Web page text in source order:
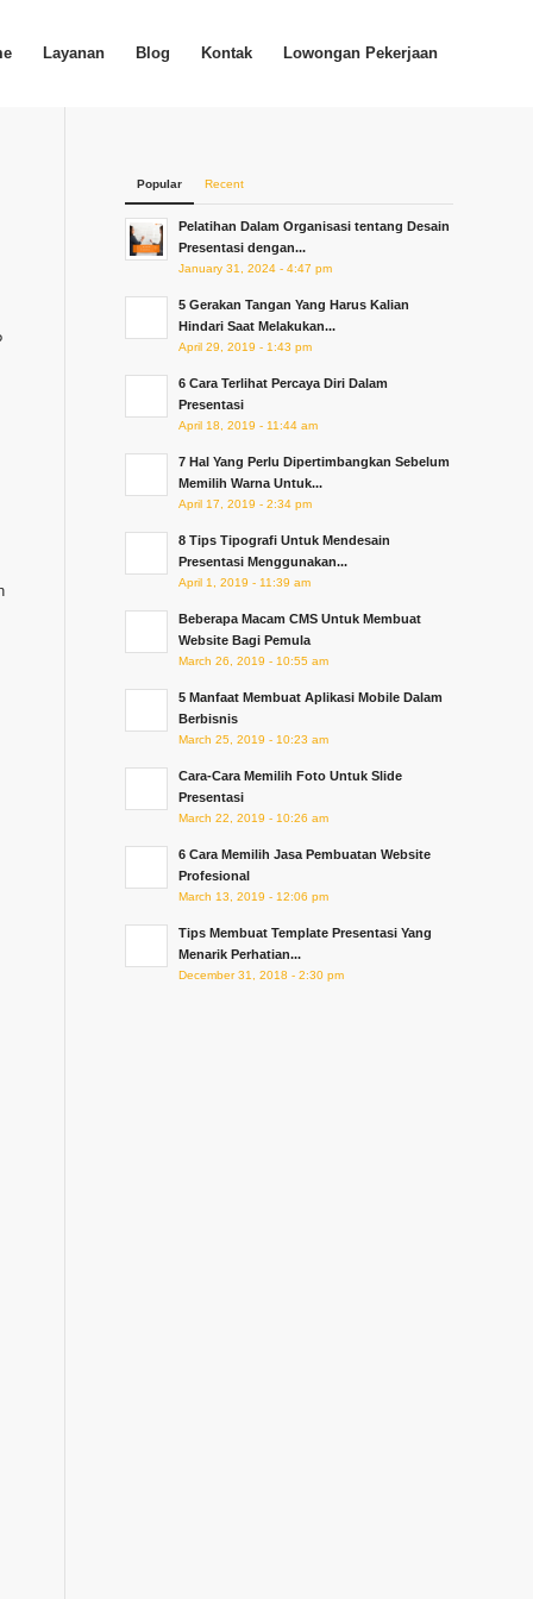
Layanan Blog Kontak Lowongan Pekerjaan
Popular Recent
Pelatihan Dalam Organisasi tentang Desain
Presentasi dengan...
January 31, 2024 - 4:47 pm
5 Gerakan Tangan Yang Harus Kalian
Hindari Saat Melakukan...
April 29, 2019 - 1:43 pm
6 Cara Terlihat Percaya Diri Dalam
Presentasi
April 18, 2019 - 11:44 am
7 Hal Yang Perlu Dipertimbangkan Sebelum
Memilih Warna Untuk...
April 17, 2019 - 2:34 pm
8 Tips Tipografi Untuk Mendesain
Presentasi Menggunakan...
April 1, 2019 - 11:39 am
Beberapa Macam CMS Untuk Membuat
Website Bagi Pemula
March 26, 2019 - 10:55 am
5 Manfaat Membuat Aplikasi Mobile Dalam
Berbisnis
March 25, 2019 - 10:23 am
Cara-Cara Memilih Foto Untuk Slide
Presentasi
March 22, 2019 - 10:26 am
6 Cara Memilih Jasa Pembuatan Website
Profesional
March 13, 2019 - 12:06 pm
Tips Membuat Template Presentasi Yang
Menarik Perhatian...
December 31, 2018 - 2:30 pm